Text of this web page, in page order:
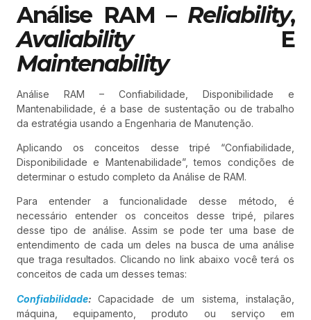
Análise RAM – Reliability,
AvaliabilityE
Maintenability
Análise RAM – Confiabilidade, Disponibilidade e
Mantenabilidade, é a base de sustentação ou de trabalho
da estratégia usando a Engenharia de Manutenção.
Aplicando os conceitos desse tripé “Confiabilidade,
Disponibilidade e Mantenabilidade”, temos condições de
determinar o estudo completo da Análise de RAM.
Para entender a funcionalidade desse método, é
necessário entender os conceitos desse tripé, pilares
desse tipo de análise. Assim se pode ter uma base de
entendimento de cada um deles na busca de uma análise
que traga resultados. Clicando no link abaixo você terá os
conceitos de cada um desses temas:
Confiabilidade:
Capacidade de um sistema, instalação,
máquina, equipamento, produto ou serviço em